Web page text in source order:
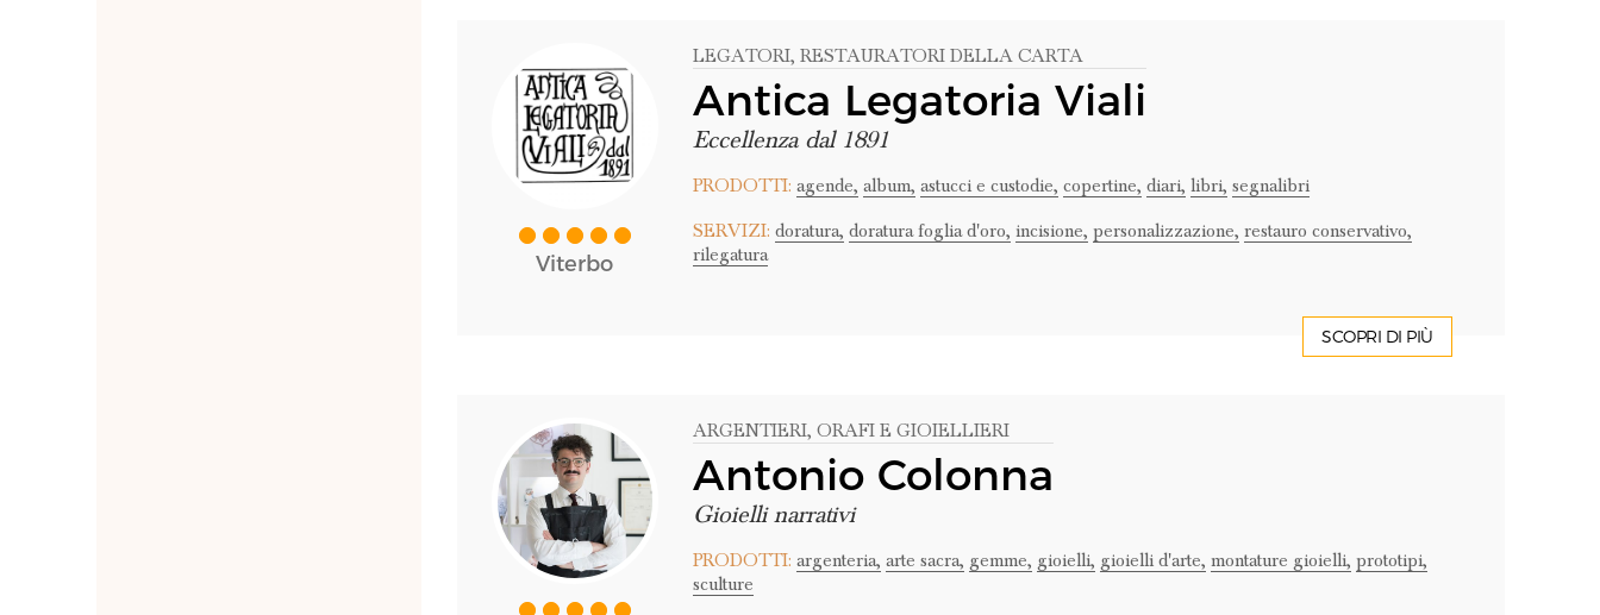
Viterbo
LEGATORI, RESTAURATORI DELLA CARTA
Antica Legatoria Viali
Eccellenza dal 1891
PRODOTTI: agende, album, astucci e custodie, copertine, diari, libri, segnalibri
SERVIZI: doratura, doratura foglia d'oro, incisione, personalizzazione, restauro conservativo,
rilegatura
SCOPRI DI PIÙ
ARGENTIERI, ORAFI E GIOIELLIERI
Antonio Colonna
Gioielli narrativi
PRODOTTI: argenteria, arte sacra, gemme, gioielli, gioielli d'arte, montature gioielli, prototipi,
sculture